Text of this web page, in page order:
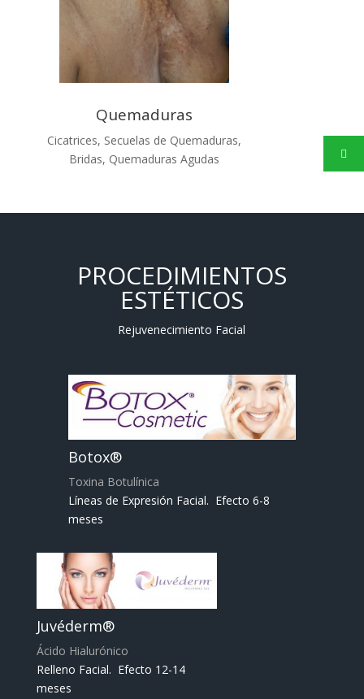
Quemaduras
Cicatrices, Secuelas de Quemaduras,
Bridas, Quemaduras Agudas
PROCEDIMIENTOS
ESTÉTICOS
Rejuvenecimiento Facial
Botox®
Toxina Botulínica
Líneas de Expresión Facial. Efecto 6-8
meses
Juvéderm®
Ácido Hialurónico
Relleno Facial. Efecto 12-14
meses